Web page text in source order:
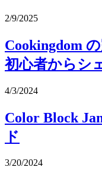
2/9/2025
Cookingdom
初心者からシ
4/3/2024
Color Block
ド
3/20/2024